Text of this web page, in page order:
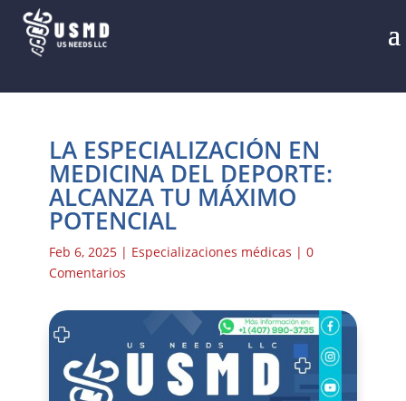
LA ESPECIALIZACIÓN EN
MEDICINA DEL DEPORTE:
ALCANZA TU MÁXIMO
POTENCIAL
Feb 6, 2025| Especializaciones médicas | 0
Comentarios